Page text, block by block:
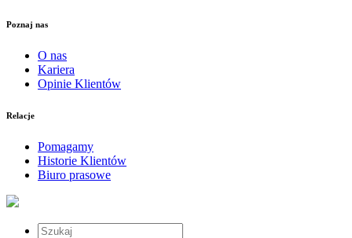
Poznaj nas
O nas
Kariera
Opinie Klientów
Relacje
Pomagamy
Historie Klientów
Biuro prasowe